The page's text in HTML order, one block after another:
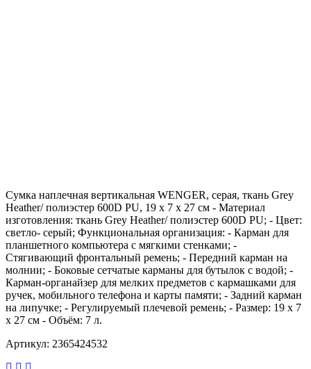
Сумка наплечная вертикальная WENGER, cерая, ткань Grey
Heather/ полиэстер 600D PU, 19 x 7 x 27 см - Материал
изготовления: ткань Grey Heather/ полиэстер 600D PU; - Цвет:
светло- серый; Функциональная организация: - Карман для
планшетного компьютера с мягкими стенками; -
Стягивающий фронтальный ремень; - Передний карман на
молнии; - Боковые сетчатые карманы для бутылок с водой; -
Карман-органайзер для мелких предметов c кармашками для
ручек, мобильного телефона и карты памяти; - Задний карман
на липучке; - Регулируемый плечевой ремень; - Размер: 19 x 7
x 27 см - Объём: 7 л.
Артикул: 2365424532